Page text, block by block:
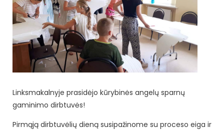
Linksmakalnyje prasidėjo kūrybinės angelų sparnų
gaminimo dirbtuvės!
Pirmąją dirbtuvėlių dieną susipažinome su proceso eiga ir